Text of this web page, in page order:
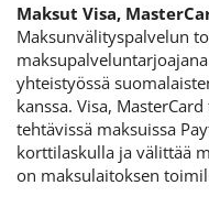
Maksut Visa,
Maksunvälityspalvelun
yhteistyössä
kanssa. Visa,
tehtävissä maksuissa
korttilaskulla ja välittää
on maksulaitoksen